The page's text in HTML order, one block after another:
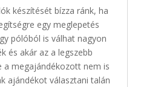
készítését bízza ránk, ha
egy meglepetés
pólóból is válhat nagyon
és akár az a legszebb
a megajándékozott nem is
ajándékot választani talán